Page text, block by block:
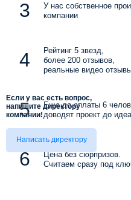
У нас собственное
компании
Рейтинг 5 звезд,
более 200 отзывов,
реальные видео
Еще до оплаты 6
доводят проект до
Цена без сюрпризов.
Считаем сразу под
Если у вас есть вопрос,
напишите директору
компании!
Написать директору